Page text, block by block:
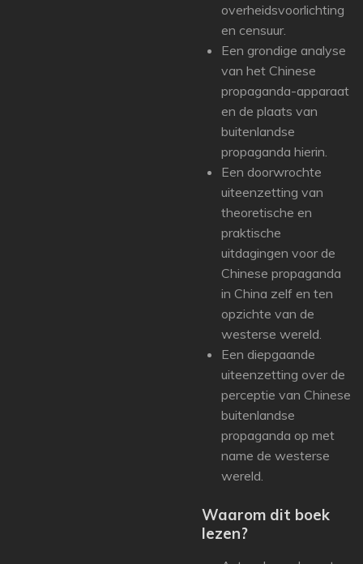
overheidsvoorlichting
en censuur.
Een grondige analyse
van het Chinese
propaganda-apparaat
en de plaats van
buitenlandse
propaganda hierin.
Een doorwrochte
uiteenzetting van
theoretische en
praktische
uitdagingen voor de
Chinese propaganda
in China zelf en ten
opzichte van de
westerse wereld.
Een diepgaande
uiteenzetting over de
perceptie van Chinese
buitenlandse
propaganda op met
name de westerse
wereld.
Waarom dit boek
lezen?